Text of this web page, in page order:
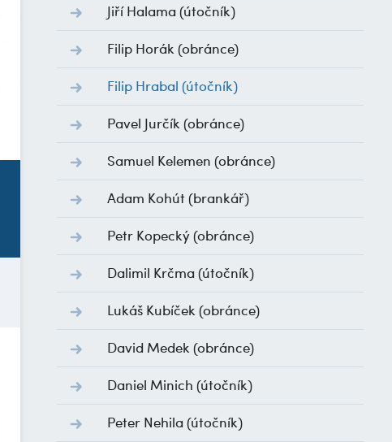
Jiří Halama (útočník)
Filip Horák(obránce)
Filip Hrabal (útočník)
Pavel Jurčík(obránce)
Samuel Kelemen (obránce)
Adam Kohút (brankář)
Petr Kopecký(obránce)
Dalimil Krčma (útočník)
Lukáš Kubíček(obránce)
David Medek(obránce)
Daniel Minich (útočník)
Peter Nehila (útočník)